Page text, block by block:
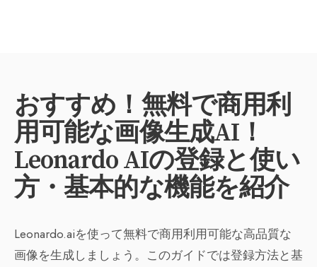
おすすめ！無料で商用利
用可能な画像生成AI！
Leonardo AIの登録と使い
方・基本的な機能を紹介
Leonardo.aiを使って無料で商用利用可能な高品質な
画像を生成しましょう。このガイドでは登録方法と基